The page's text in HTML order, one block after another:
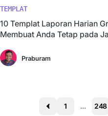
TEMPLAT
10 Templat Laporan Harian
Membuat Anda Tetap pada
Praburam
Prev 1 ... 248